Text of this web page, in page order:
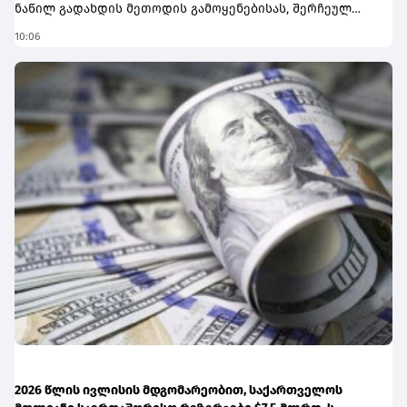
ნაწილ გადახდის მეთოდის გამოყენებისას, შერჩეულ
გავრცელდება.ნაწილ-ნაწილ საქართველოს ბანკის
გადახდის მეთოდია, რომელიც მომხმარებლებს
შესაძლებლობას აძლევს, სასურველი ნივთი შეიძინონ
დღესვე, ხოლო თანხა 4 თვეზე თანაბრად გადაანაწილონ
ისე, რომ პროდუქტის ჯამური ღირებულება არ
გაუძვირდეთ (ეფექტური 0%). ამასთანავე,
მომხმარებლებს შეუძლიათ თანხის ნაწილი გადაიხადონ
და დარჩენილი თანხა მომდევნო თვეებზე
გადაანაწილონ.ინფორმაციისთვის, შეთავაზებით
სარგებლობა შესაძლებელია მხოლოდ კომფორტერის
ყაზბეგის ფილიალში, ნაწილ-ნაწილ გადახდის მეთოდის
გამოყენებისას.
10:06
2026 წლის ივლისის მდგომარეობით, საქართველოს